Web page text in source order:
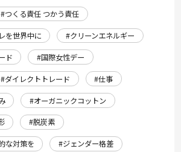
#つくる責任 つかう責任
を世界中に
#クリーンエネルギー
ド
#国際女性デー
#ダイレクトトレード
#仕事
#オーガニックコットン
#脱炭素
な対策を
#ジェンダー格差